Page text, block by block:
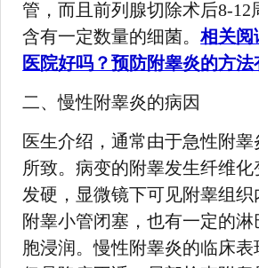
管，而且前列腺切除术后8-12
含有一定数量的细菌。相关阅
医院好吗？预防附睾炎的方法
二、慢性附睾炎的病因
医生介绍，通常由于急性附
所致。病变的附睾发生纤维
发硬，显微镜下可见附睾组织
附睾小管闭塞，也有一定的淋
胞浸润。慢性附睾炎的临床表